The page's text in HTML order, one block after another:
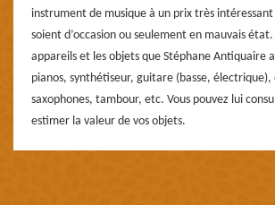
instrument de musique à un prix très intéressant
soient d’occasion ou seulement en mauvais
appareils et les objets que Stéphane Antiquaire
pianos, synthétiseur, guitare (basse,
saxophones, tambour, etc. Vous pouvez lui
estimer la valeur de vos objets.